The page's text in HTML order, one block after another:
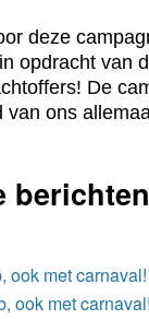
deze
opdracht van
De
van ons
ook met carnaval!
ook met carnaval!